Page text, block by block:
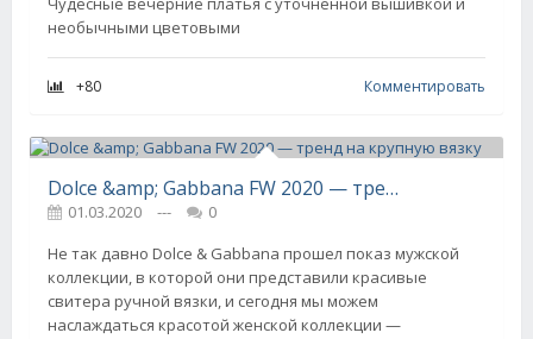
необычными цветовыми
+80 Комментировать
Dolce &amp; Gabbana FW 2020 — тренд на крупную вязку
01.03.2020 ---
0
Не так давно Dolce & Gabbana прошел показ мужской
коллекции, в которой они представили красивые
свитера ручной вязки, и сегодня мы можем
наслаждаться красотой женской коллекции —